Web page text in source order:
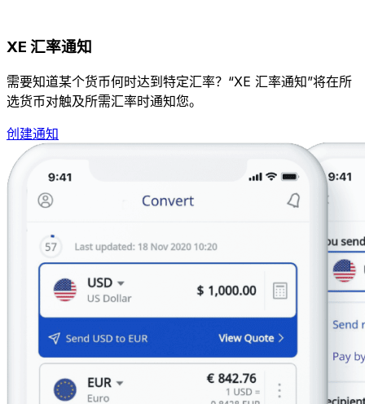
XE 汇率通知
需要知道某个货币何时达到特定汇率？“XE 汇率通知”将在所
选货币对触及所需汇率时通知您。
创建通知